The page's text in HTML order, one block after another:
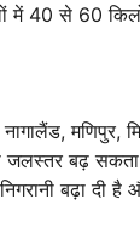
में 40 से 60
मणिपुर,
जलस्तर बढ़
बढ़ा दी है